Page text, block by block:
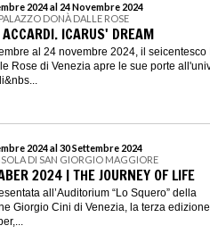
2024 al 24 Novembre 2024
PALAZZO DONÀ DALLE ROSE
ACCARDI. ICARUS' DREAM
al 24 novembre 2024, il seicentesco
Rose di Venezia apre le sue porte
2024 al 30 Settembre 2024
ISOLA DI SAN GIORGIO MAGGIORE
2024 | THE JOURNEY OF LIFE
all’Auditorium “Lo Squero” della
Giorgio Cini di Venezia, la terza